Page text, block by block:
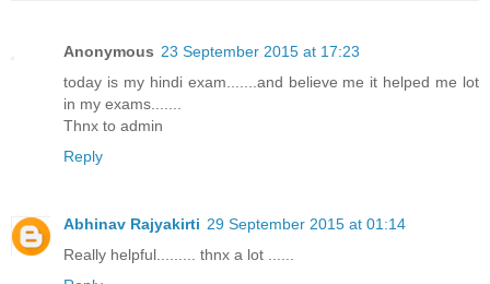
Anonymous 23 September 2015 at 17:23
today is my hindi exam.......and believe me it helped me lot
in my exams.......
Thnx to admin
Reply
Abhinav Rajyakirti 29 September 2015 at 01:14
Really helpful......... thnx a lot ......